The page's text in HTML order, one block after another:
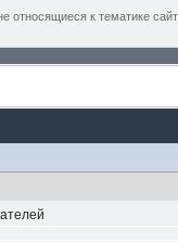
к тематике